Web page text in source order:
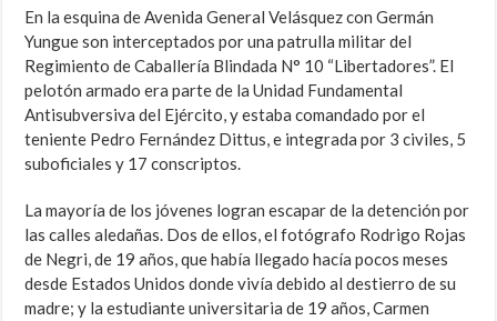
En la esquina de Avenida General Velásquez con Germán
Yungue son interceptados por una patrulla militar del
Regimiento de Caballería Blindada N° 10 “Libertadores”. El
pelotón armado era parte de la Unidad Fundamental
Antisubversiva del Ejército, y estaba comandado por el
teniente Pedro Fernández Dittus, e integrada por 3 civiles, 5
suboficiales y 17 conscriptos.
La mayoría de los jóvenes logran escapar de la detención por
las calles aledañas. Dos de ellos, el fotógrafo Rodrigo Rojas
de Negri, de 19 años, que había llegado hacía pocos meses
desde Estados Unidos donde vivía debido al destierro de su
madre; y la estudiante universitaria de 19 años, Carmen